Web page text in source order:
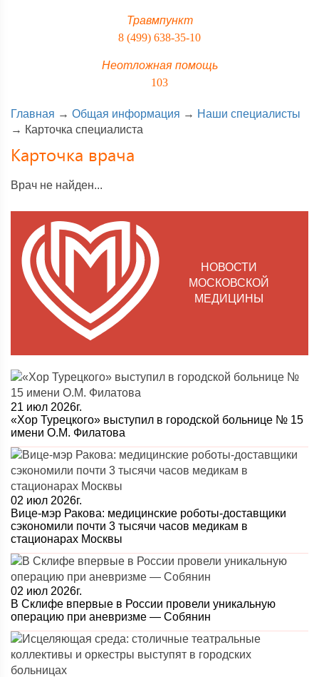
Травмпункт
8 (499) 638-35-10
Неотложная помощь
103
Главная → Общая информация → Наши специалисты
→ Карточка специалиста
Карточка врача
Врач не найден...
НОВОСТИ
МОСКОВСКОЙ
МЕДИЦИНЫ
21 июл 2026г.
«Хор Турецкого» выступил в городской больнице № 15
имени О.М. Филатова
02 июл 2026г.
Вице-мэр Ракова: медицинские роботы-доставщики
сэкономили почти 3 тысячи часов медикам в
стационарах Москвы
02 июл 2026г.
В Склифе впервые в России провели уникальную
операцию при аневризме — Собянин